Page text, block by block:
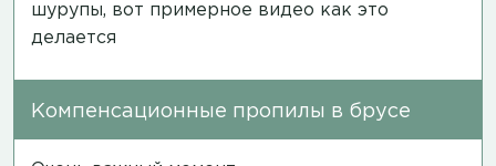
шурупы, вот примерное видео как это
делается
Компенсационные пропилы в брусе